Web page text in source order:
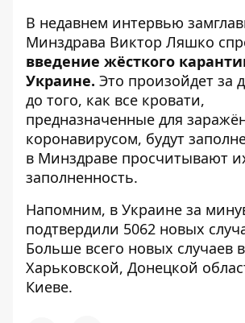
В недавнем интервью
Минздрава Виктор Ляшко
введение жёсткого
Украине. Это произойдет за
до того, как все кровати,
предназначенные для
коронавирусом, будут
в Минздраве просчитывают
заполненность.
Напомним, в Украине за
подтвердили 5062 новых
Больше всего новых случаев в
Харьковской, Донецкой
Киеве.